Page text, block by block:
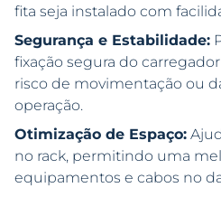
fita seja instalado com
Segurança e Estabilidade:
fixação segura do
risco de movimentação ou
operação.
Otimização de Espaço:
no rack, permitindo uma
equipamentos e cabos no